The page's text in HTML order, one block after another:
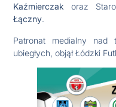
Kaźmierczak oraz
Łączny.
Patronat medialny nad
ubiegłych, objął Łódzki